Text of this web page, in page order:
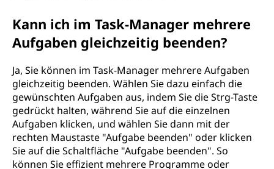
Kann ich im Task-Manager mehrere
Aufgaben gleichzeitig beenden?
Ja, Sie können im Task-Manager mehrere Aufgaben
gleichzeitig beenden. Wählen Sie dazu einfach die
gewünschten Aufgaben aus, indem Sie die Strg-Taste
gedrückt halten, während Sie auf die einzelnen
Aufgaben klicken, und wählen Sie dann mit der
rechten Maustaste "Aufgabe beenden" oder klicken
Sie auf die Schaltfläche "Aufgabe beenden". So
können Sie effizient mehrere Programme oder